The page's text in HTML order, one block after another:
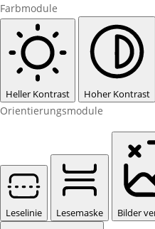
Farbmodule
Heller Kontrast Hoher Kontrast
Orientierungsmodule
Leselinie Lesemaske Bilder